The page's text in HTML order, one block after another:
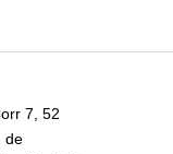
7, 52
de